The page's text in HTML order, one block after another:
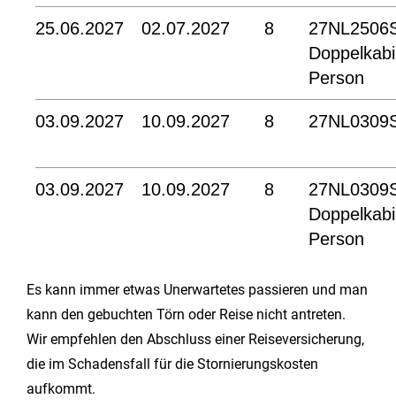
25.06.2027 02.07.2027 8
Person
03.09.2027 10.09.2027 8
03.09.2027 10.09.2027 8
Person
Es kann immer etwas Unerwartetes passieren und man
kann den gebuchten Törn oder Reise nicht antreten.
Wir empfehlen den Abschluss einer Reiseversicherung,
die im Schadensfall für die Stornierungskosten
aufkommt.